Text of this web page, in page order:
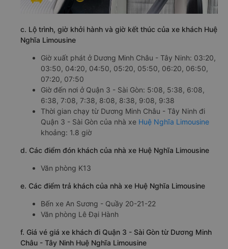
c. Lộ trình, giờ khởi hành và giờ kết thúc của xe khách Huệ
Nghĩa Limousine
Giờ xuất phát ở Dương Minh Châu - Tây Ninh: 03:20,
03:50, 04:20, 04:50, 05:20, 05:50, 06:20, 06:50,
07:20, 07:50
Giờ đến nơi ở Quận 3 - Sài Gòn: 5:08, 5:38, 6:08,
6:38, 7:08, 7:38, 8:08, 8:38, 9:08, 9:38
Thời gian chạy từ Dương Minh Châu - Tây Ninh đi
Quận 3 - Sài Gòn của nhà xe Huệ Nghĩa Limousine
khoảng: 1.8 giờ
d. Các điểm đón khách của nhà xe Huệ Nghĩa Limousine
Văn phòng K13
e. Các điểm trả khách của nhà xe Huệ Nghĩa Limousine
Bến xe An Sương - Quầy 20-21-22
Văn phòng Lê Đại Hành
f. Giá vé giá xe khách đi Quận 3 - Sài Gòn từ Dương Minh
Châu - Tây Ninh Huệ Nghĩa Limousine